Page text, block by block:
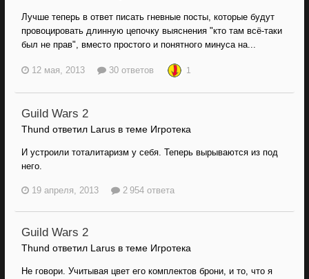
Лучше теперь в ответ писать гневные посты, которые будут
провоцировать длинную цепочку выяснения "кто там всё-таки
был не прав", вместо простого и понятного минуса на...
12 мая, 2013 30 ответов 1
Guild Wars 2
Thund ответил Larus в теме Игротека
И устроили тоталитаризм у себя. Теперь вырываются из под
него.
19 апреля, 2013 2 954 ответа
Guild Wars 2
Thund ответил Larus в теме Игротека
Не говори. Учитывая цвет его комплектов брони, и то, что я